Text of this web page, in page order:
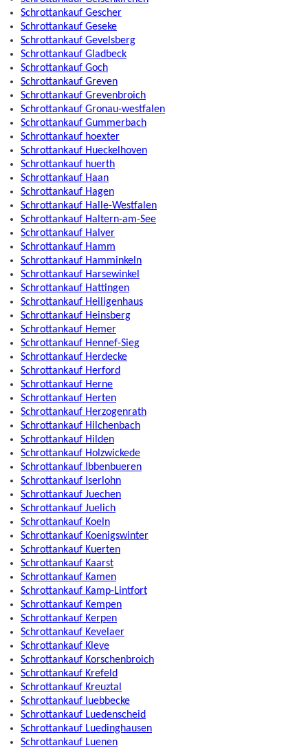
Schrottankauf Gescher
Schrottankauf Geseke
Schrottankauf Gevelsberg
Schrottankauf Gladbeck
Schrottankauf Goch
Schrottankauf Greven
Schrottankauf Grevenbroich
Schrottankauf Gronau-westfalen
Schrottankauf Gummerbach
Schrottankauf hoexter
Schrottankauf Hueckelhoven
Schrottankauf huerth
Schrottankauf Haan
Schrottankauf Hagen
Schrottankauf Halle-Westfalen
Schrottankauf Haltern-am-See
Schrottankauf Halver
Schrottankauf Hamm
Schrottankauf Hamminkeln
Schrottankauf Harsewinkel
Schrottankauf Hattingen
Schrottankauf Heiligenhaus
Schrottankauf Heinsberg
Schrottankauf Hemer
Schrottankauf Hennef-Sieg
Schrottankauf Herdecke
Schrottankauf Herford
Schrottankauf Herne
Schrottankauf Herten
Schrottankauf Herzogenrath
Schrottankauf Hilchenbach
Schrottankauf Hilden
Schrottankauf Holzwickede
Schrottankauf Ibbenbueren
Schrottankauf Iserlohn
Schrottankauf Juechen
Schrottankauf Juelich
Schrottankauf Koeln
Schrottankauf Koenigswinter
Schrottankauf Kuerten
Schrottankauf Kaarst
Schrottankauf Kamen
Schrottankauf Kamp-Lintfort
Schrottankauf Kempen
Schrottankauf Kerpen
Schrottankauf Kevelaer
Schrottankauf Kleve
Schrottankauf Korschenbroich
Schrottankauf Krefeld
Schrottankauf Kreuztal
Schrottankauf luebbecke
Schrottankauf Luedenscheid
Schrottankauf Luedinghausen
Schrottankauf Luenen